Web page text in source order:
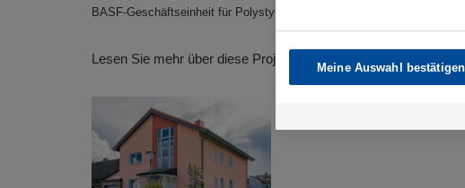
BASF-Geschäftseinheit für Polystyrolschaumstoffe (rechts im Bild).
Lesen Sie mehr über diese Projekte:
Meine Auswahl bestätigen